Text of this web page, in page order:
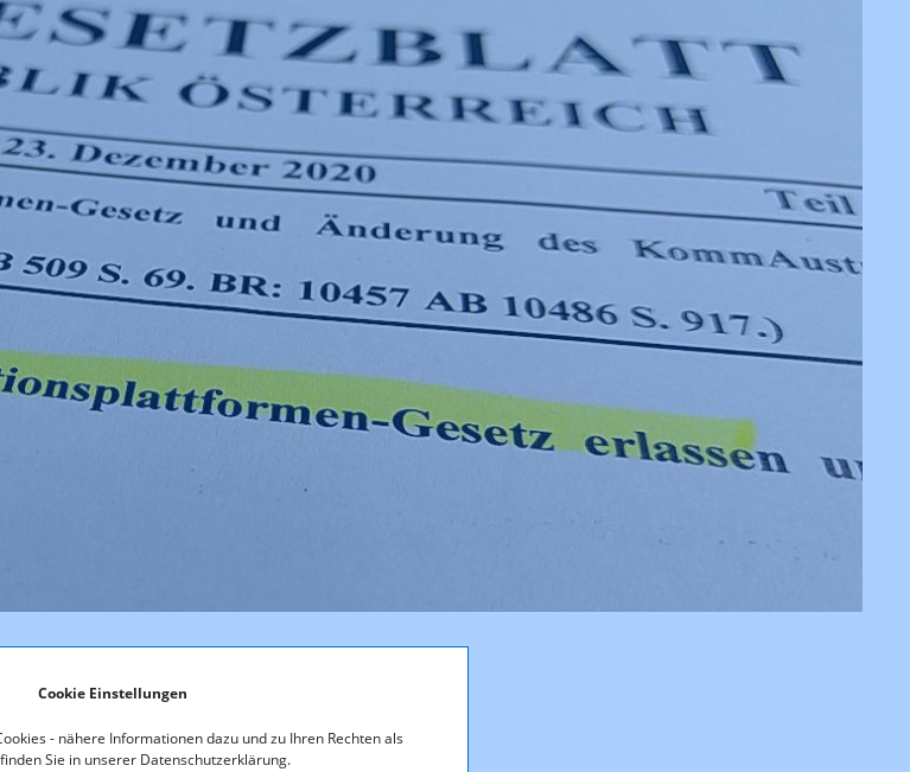
Cookie Einstellungen
- nähere Informationen dazu und zu Ihren Rechten als
Sie in unserer Datenschutzerklärung.